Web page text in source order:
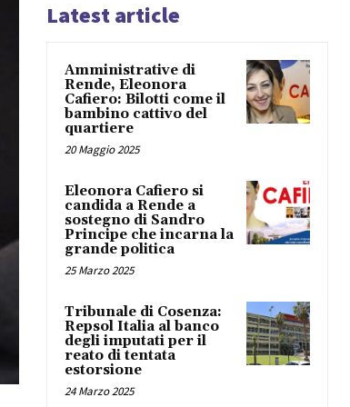
Latest article
Amministrative di
Rende, Eleonora
Cafiero: Bilotti come il
bambino cattivo del
quartiere
20 Maggio 2025
Eleonora Cafiero si
candida a Rende a
sostegno di Sandro
Principe che incarna la
grande politica
25 Marzo 2025
Tribunale di Cosenza:
Repsol Italia al banco
degli imputati per il
reato di tentata
estorsione
24 Marzo 2025